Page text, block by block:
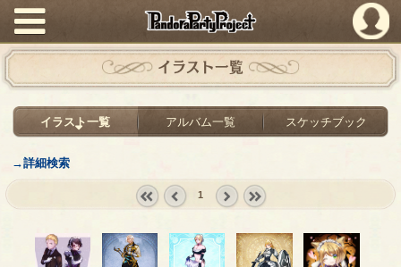
PandoraPartyProject
イラスト一覧
イラスト一覧 アルバム一覧 スケッチブック
→詳細検索
prev
1